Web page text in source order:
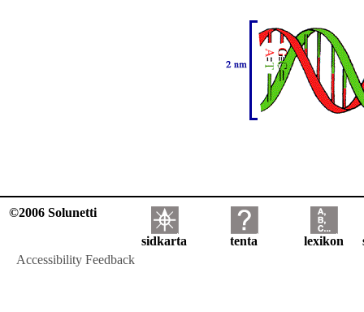
©2006 Solunetti
sidkarta tenta lexikon
Accessibility Feedback